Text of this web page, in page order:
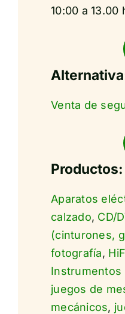
10:00 a 13.00
Venta de
Productos:
Aparatos
calzado, CD/
(cinturones,
fotografía,
Instrumentos
juegos de
mecánicos,